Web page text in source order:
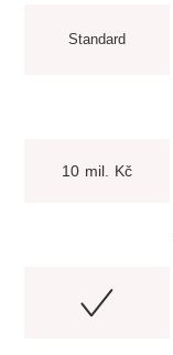
Standard
10 mil. Kč